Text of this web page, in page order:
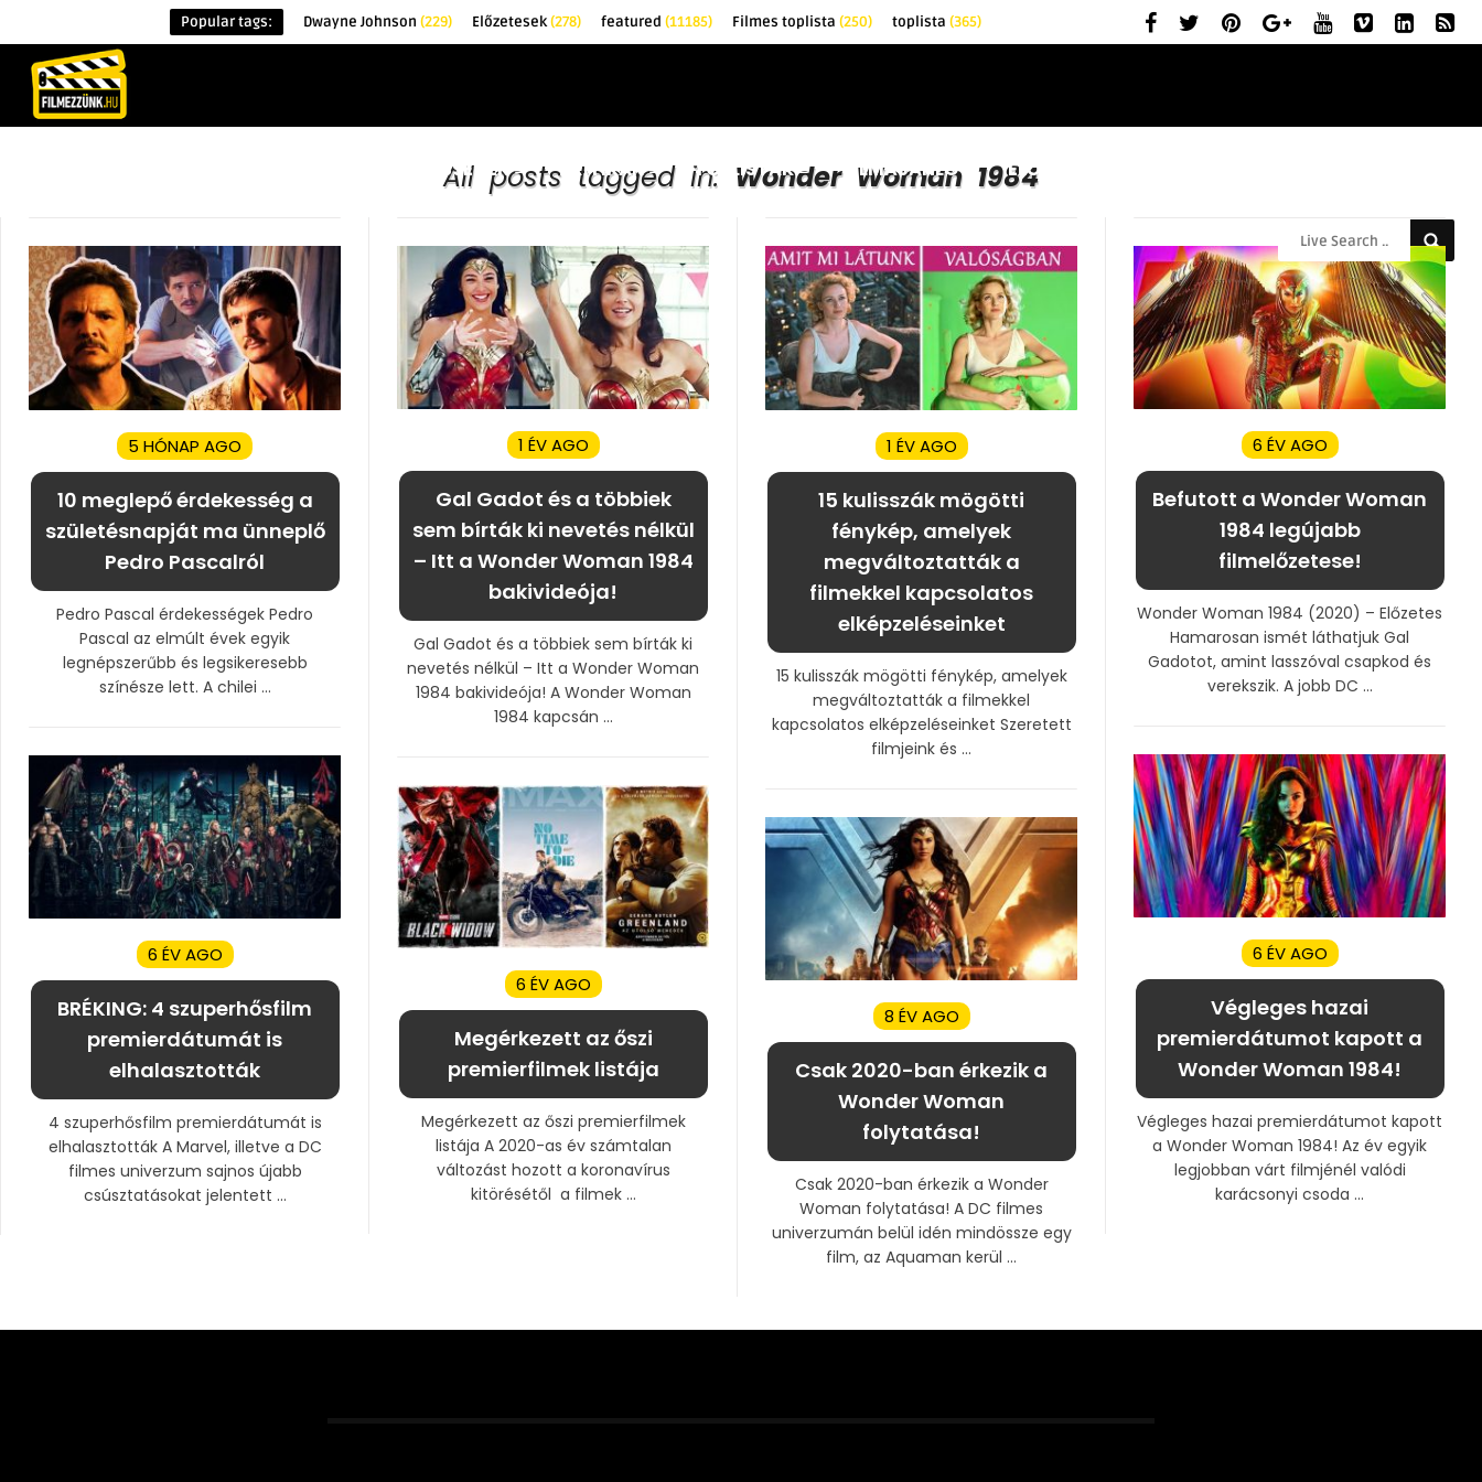
Popular tags: Dwayne Johnson (229) Előzetesek(278) featured (11185) Filmes toplista (250) toplista (365)
ÉRDEKESSÉGEK KRITIKÁK TOPLISTÁK FILMAJÁNLÓ ELŐZETESEK
All posts tagged in: Wonder Woman 1984
5 HÓNAP AGO
10 meglepő érdekesség a
születésnapját ma ünneplő
Pedro Pascalról
Pedro Pascal érdekességek Pedro
Pascal az elmúlt évek egyik
legnépszerűbb és legsikeresebb
színésze lett. A chilei ...
1 ÉV AGO
Gal Gadot és a többiek
sem bírták ki nevetés nélkül
– Itt a Wonder Woman 1984
bakivideója!
Gal Gadot és a többiek sem bírták ki
nevetés nélkül – Itt a Wonder Woman
1984 bakivideója! A Wonder Woman
1984 kapcsán ...
1 ÉV AGO
15 kulisszák mögötti
fénykép, amelyek
megváltoztatták a
filmekkel kapcsolatos
elképzeléseinket
15 kulisszák mögötti fénykép, amelyek
megváltoztatták a filmekkel
kapcsolatos elképzeléseinket Szeretett
filmjeink és ...
6 ÉV AGO
Befutott a Wonder Woman
1984 legújabb
filmelőzetese!
Wonder Woman 1984 (2020) – Előzetes
Hamarosan ismét láthatjuk Gal
Gadotot, amint lasszóval csapkod és
verekszik. A jobb DC ...
6 ÉV AGO
Végleges hazai
premierdátumot kapott a
Wonder Woman 1984!
Végleges hazai premierdátumot kapott
a Wonder Woman 1984! Az év egyik
legjobban várt filmjénél valódi
karácsonyi csoda ...
6 ÉV AGO
BRÉKING: 4 szuperhősfilm
premierdátumát is
elhalasztották
4 szuperhősfilm premierdátumát is
elhalasztották A Marvel, illetve a DC
filmes univerzum sajnos újabb
csúsztatásokat jelentett ...
6 ÉV AGO
Megérkezett az őszi
premierfilmek listája
Megérkezett az őszi premierfilmek
listája A 2020-as év számtalan
változást hozott a koronavírus
kitörésétől a filmek ...
8 ÉV AGO
Csak 2020-ban érkezik a
Wonder Woman
folytatása!
Csak 2020-ban érkezik a Wonder
Woman folytatása! A DC filmes
univerzumán belül idén mindössze egy
film, az Aquaman kerül ...